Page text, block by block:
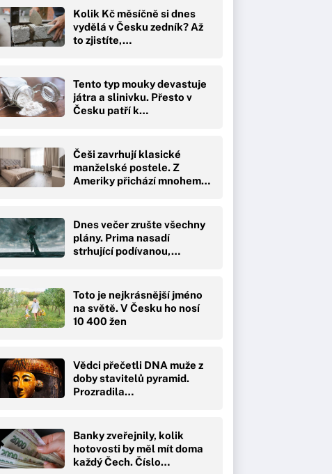
Kolik Kč měsíčně si dnes
vydělá v Česku zedník? Až
to zjistíte,…
Tento typ mouky devastuje
játra a slinivku. Přesto v
Česku patří k…
Češi zavrhují klasické
manželské postele. Z
Ameriky přichází mnohem…
Dnes večer zrušte všechny
plány. Prima nasadí
strhující podívanou,…
Toto je nejkrásnější jméno
na světě. V Česku ho nosí
10 400 žen
Vědci přečetli DNA muže z
doby stavitelů pyramid.
Prozradila…
Banky zveřejnily, kolik
hotovosti by měl mít doma
každý Čech. Číslo…